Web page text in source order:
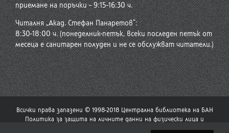
приемане на поръчки – 9:15-16:30 ч.
Читалня „Акад. Стефан Панаретов“:
8:30-18:00 ч. (понеделник-петък, всеки последен петък от
месеца е санитарен полуден и не се обслужват читатели.)
Всички права запазени © 1998-2018 Централна библиотека на БАН
Политика за защита на личните данни на физически лица и